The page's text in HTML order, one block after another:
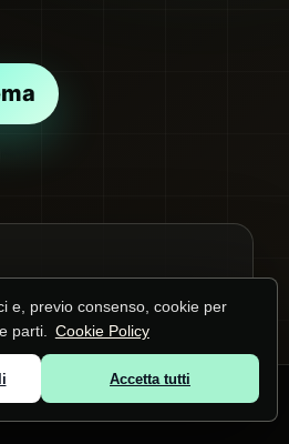
e, previo consenso, cookie per
parti.
Cookie Policy
Accetta tutti
ricerca e alle
assistenza IT per PMI.
contesto,
·Zone servite·Privacy·Cookie